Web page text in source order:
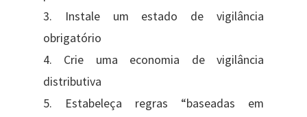
3. Instale um estado de vigilância
obrigatório
4. Crie uma economia de vigilância
distributiva
5. Estabeleça regras “baseadas em